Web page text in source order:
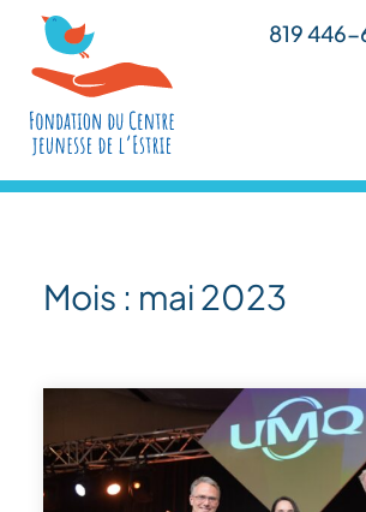
Skip
content
819
Mois : mai 2023